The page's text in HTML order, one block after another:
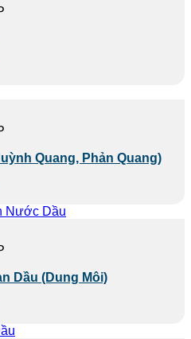
Quang, Phản Quang)
Dầu (Dung Môi)